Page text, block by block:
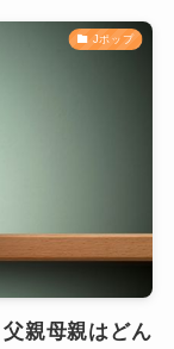
Jポップ
親母親はどん